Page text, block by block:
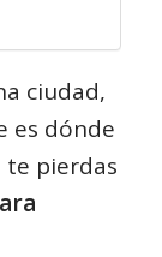
ciudad,
es dónde
te pierdas